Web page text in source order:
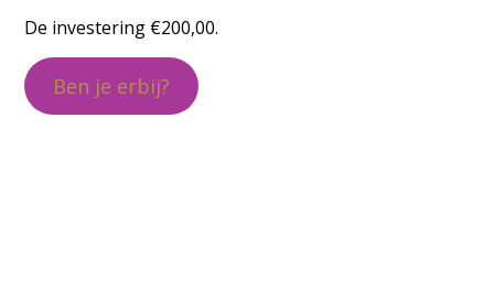
De investering €200,00.
Ben je erbij?